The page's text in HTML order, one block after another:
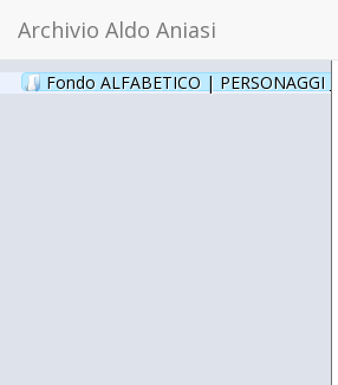
Archivio Aldo Aniasi
Fondo ALFABETICO | PERSONAGGI